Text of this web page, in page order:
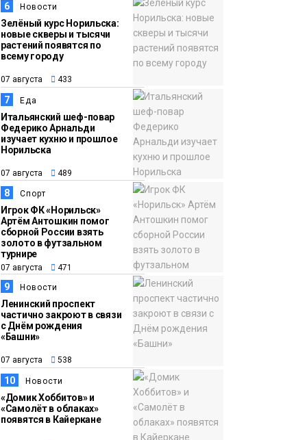
6 Новости
Зелёный курс Норильска:
новые скверы и тысячи
растений появятся по
всему городу
07 августа 433
7 Еда
Итальянский шеф-повар
Федерико Арнальди
изучает кухню и прошлое
Норильска
07 августа 489
8 Спорт
Игрок ФК «Норильск»
Артём Антошкин помог
сборной России взять
золото в футзальном
турнире
07 августа 471
9 Новости
Ленинский проспект
частично закроют в связи
с Днём рождения
«Башни»
07 августа 538
10 Новости
«Домик Хоббитов» и
«Самолёт в облаках»
появятся в Кайеркане